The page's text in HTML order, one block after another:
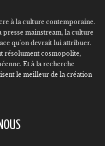
à la culture contemporaine.
presse mainstream, la culture
qu'on devrait lui attribuer.
résolument cosmopolite,
Et à la recherche
le meilleur de la création